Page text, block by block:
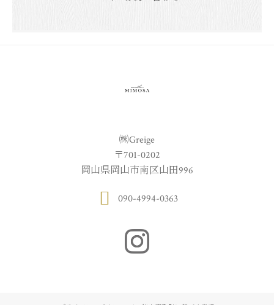
㈱Greige
〒701-0202
岡山県岡山市南区山田996
090-4994-0363